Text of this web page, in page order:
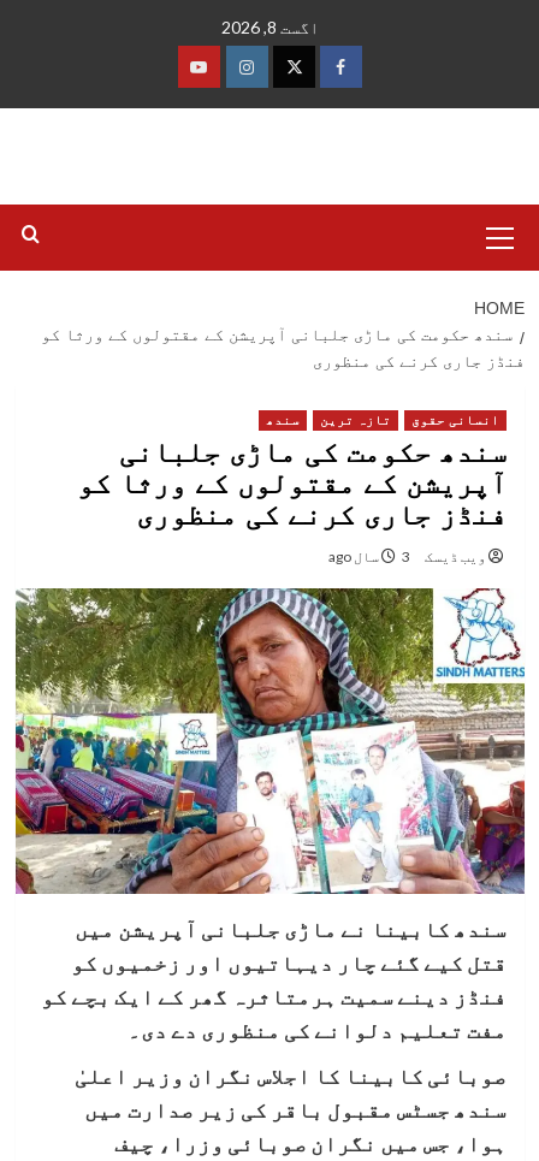
اگست 8, 2026
فیس
ٹوئٹرانسٹاگرام
یوٹیوب
Menu
HOME
سندھ حکومت کی ماڑی جلبانی آپریشن کے مقتولوں کے ورثا کو
فنڈز جاری کرنے کی منظوری
انسانی حقوق تازہ ترین سندھ
سندھ حکومت کی ماڑی جلبانی
آپریشن کے مقتولوں کے ورثا کو
فنڈز جاری کرنے کی منظوری
ویب ڈیسک 3 سال ago
سندھ کابینا نے ماڑی جلبانی آپریشن میں
قتل کیے گئے چار دیہاتیوں اور زخمیوں کو
فنڈز دینے سمیت ہرمتاثرہ گھر کے ایک بچے کو
مفت تعلیم دلوانے کی منظوری دے دی۔
صوبائی کابینا کا اجلاس نگران وزیر اعلیٰ
سندھ جسٹس مقبول باقر کی زیر صدارت میں
ہوا، جس میں نگران صوبائی وزرا، چیف